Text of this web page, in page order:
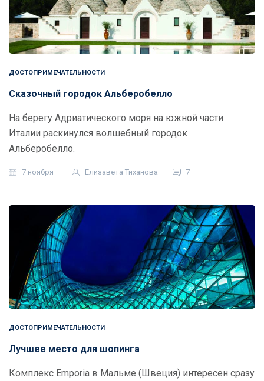
ДОСТОПРИМЕЧАТЕЛЬНОСТИ
Сказочный городок Альберобелло
На берегу Адриатического моря на южной части
Италии раскинулся волшебный городок
Альберобелло.
7 ноября Елизавета Тиханова 7
ДОСТОПРИМЕЧАТЕЛЬНОСТИ
Лучшее место для шопинга
Комплекс Emporia в Мальме (Швеция) интересен сразу